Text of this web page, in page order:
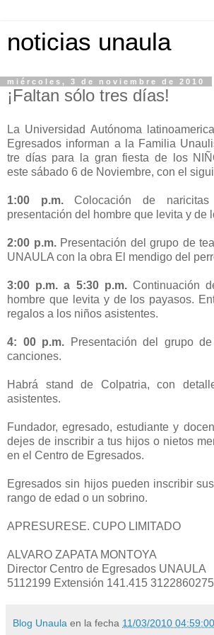
noticias unaula
miércoles, 3 de noviembre de 2010
¡Faltan sólo tres días!
La Universidad Autónoma
Egresados informan a la Familia
tre días para la gran fiesta de los
este sábado 6 de Noviembre, con el
1:00 p.m.Colocación de
presentación del hombre que levita y de
2:00 p.m.Presentación del grupo de
UNAULA con la obra El mendigo del
3:00 p.m. a 5:30 p.m.Continuación
hombre que levita y de los payasos.
regalos a los niños asistentes.
4: 00 p.m. Presentación del grupo
canciones.
Habrá stand de Colpatria, con
asistentes.
Fundador, egresado, estudiante y
dejes de inscribir a tus hijos o nietos
en el Centro de Egresados.
Egresados sin hijos pueden inscribir
rango de edad o un sobrino.
APRESURESE. CUPO LIMITADO
ALVARO ZAPATA MONTOYA
Director Centro de Egresados UNAULA
5112199 Extensión 141.415
Blog Unaula en la fecha 11/03/2010 04:59:00